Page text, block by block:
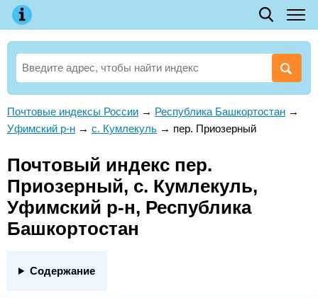
Почтовые индексы России → Республика Башкортостан →
Уфимский р-н → с. Кумлекуль → пер. Приозерный
Почтовый индекс пер.
Приозерный, с. Кумлекуль,
Уфимский р-н, Республика
Башкортостан
Содержание